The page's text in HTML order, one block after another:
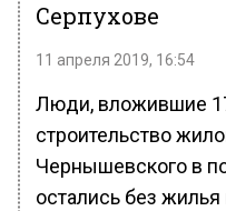
Серпухове
11 апреля 2019, 16:54
Люди, вложившие
строительство
Чернышевского в
остались без